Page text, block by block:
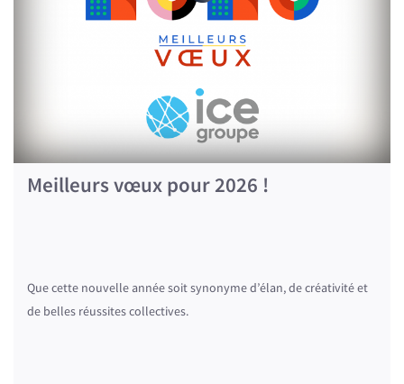
Meilleurs vœux pour 2026 !
Que cette nouvelle année soit synonyme d’élan, de créativité et
de belles réussites collectives.